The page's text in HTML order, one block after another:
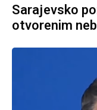
Sarajevsko
otvorenim